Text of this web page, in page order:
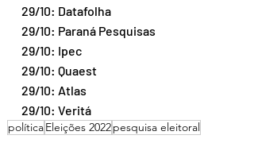
29/10: Datafolha
29/10: Paraná Pesquisas
29/10: Ipec
29/10: Quaest
29/10: Atlas
29/10: Veritá
políticaEleições 2022pesquisa eleitoral